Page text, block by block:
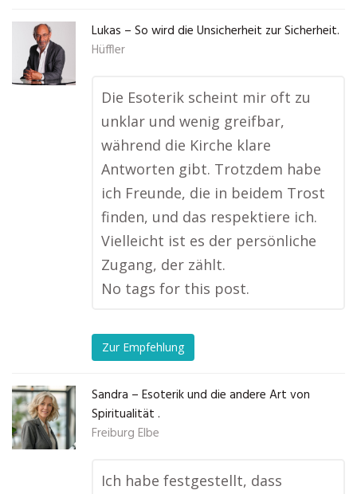
Lukas – So wird die Unsicherheit zur Sicherheit.
Hüffler
Die Esoterik scheint mir oft zu
unklar und wenig greifbar,
während die Kirche klare
Antworten gibt. Trotzdem habe
ich Freunde, die in beidem Trost
finden, und das respektiere ich.
Vielleicht ist es der persönliche
Zugang, der zählt.
No tags for this post.
Zur Empfehlung
Sandra – Esoterik und die andere Art von
Spiritualität .
Freiburg Elbe
Ich habe festgestellt, dass